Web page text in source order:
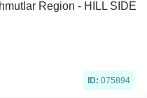
Region - HILL SIDE
ID: 075894